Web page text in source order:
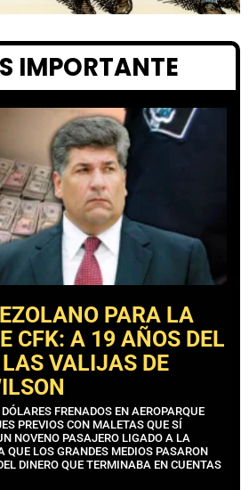
IMPORTANTE
PARA LA
CFK: A 19 AÑOS DEL
LAS VALIJAS DE
FRENADOS EN AEROPARQUE
PREVIOS CON MALETAS QUE SÍ
NOVENO PASAJERO LIGADO A LA
QUE LOS GRANDES MEDIOS PASARON
DINERO QUE TERMINABA EN CUENTAS